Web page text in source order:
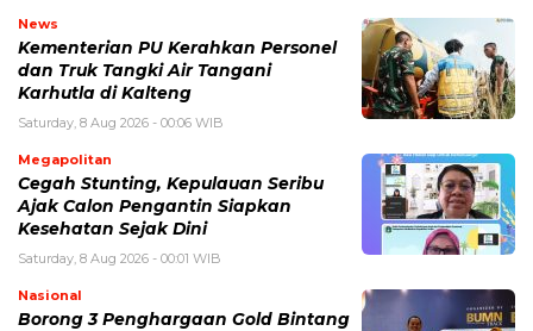
News
Kementerian PU Kerahkan Personel
dan Truk Tangki Air Tangani
Karhutla di Kalteng
Saturday, 8 Aug 2026 - 00:06 WIB
Megapolitan
Cegah Stunting, Kepulauan Seribu
Ajak Calon Pengantin Siapkan
Kesehatan Sejak Dini
Saturday, 8 Aug 2026 - 00:01 WIB
Nasional
Borong 3 Penghargaan Gold Bintang